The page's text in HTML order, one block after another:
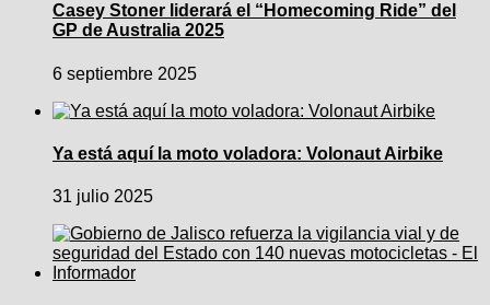
Casey Stoner liderará el “Homecoming Ride” del
GP de Australia 2025
6 septiembre 2025
Ya está aquí la moto voladora: Volonaut Airbike
31 julio 2025